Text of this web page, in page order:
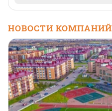
НОВОСТИ КОМПАНИЙ